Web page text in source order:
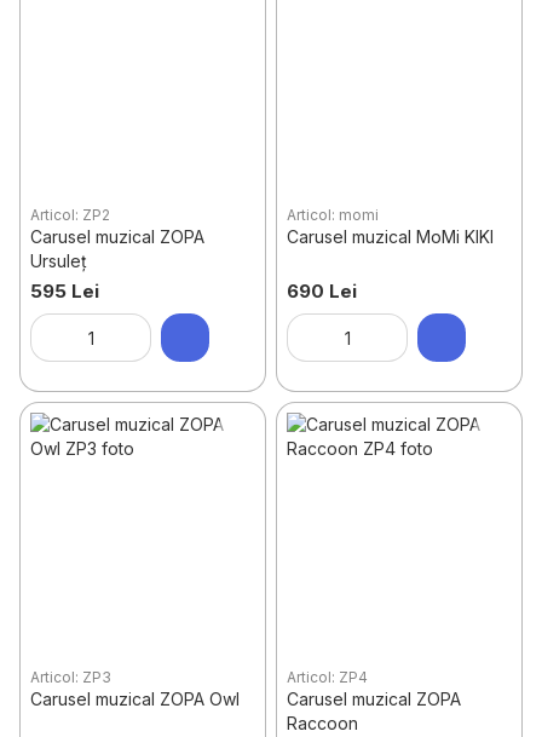
Articol: ZP2
Carusel muzical ZOPA
Ursuleț
595 Lei
Articol: momi
Carusel muzical MoMi KIKI
690 Lei
Articol: ZP3
Carusel muzical ZOPA Owl
Articol: ZP4
Carusel muzical ZOPA
Raccoon